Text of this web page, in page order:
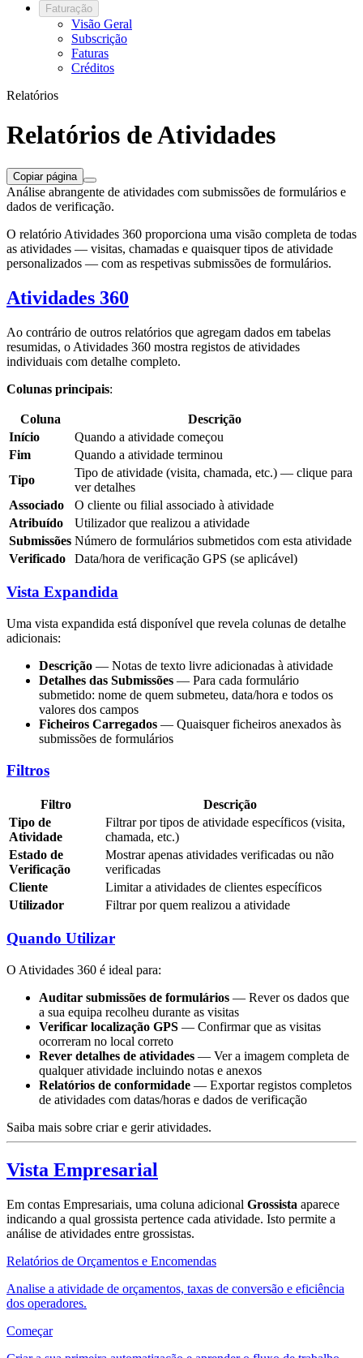
Faturação
Visão Geral
Subscrição
Faturas
Créditos
Relatórios
Relatórios de Atividades
Copiar página
Análise abrangente de atividades com submissões de formulários e
dados de verificação.
O relatório Atividades 360 proporciona uma visão completa de todas
as atividades — visitas, chamadas e quaisquer tipos de atividade
personalizados — com as respetivas submissões de formulários.
Atividades 360
Ao contrário de outros relatórios que agregam dados em tabelas
resumidas, o Atividades 360 mostra registos de atividades
individuais com detalhe completo.
Colunas principais:
Coluna
Descrição
Início
Quando a atividade começou
Fim
Quando a atividade terminou
Tipo
Tipo de atividade (visita, chamada, etc.) — clique para
ver detalhes
Associado
O cliente ou filial associado à atividade
Atribuído
Utilizador que realizou a atividade
Submissões Número de formulários submetidos com esta atividade
Verificado
Data/hora de verificação GPS (se aplicável)
Vista Expandida
Uma vista expandida está disponível que revela colunas de detalhe
adicionais:
Descrição — Notas de texto livre adicionadas à atividade
Detalhes das Submissões — Para cada formulário
submetido: nome de quem submeteu, data/hora e todos os
valores dos campos
Ficheiros Carregados — Quaisquer ficheiros anexados às
submissões de formulários
Filtros
Filtro
Descrição
Tipo de
Atividade
Filtrar por tipos de atividade específicos (visita,
chamada, etc.)
Estado de
Verificação
Mostrar apenas atividades verificadas ou não
verificadas
Cliente
Limitar a atividades de clientes específicos
Utilizador
Filtrar por quem realizou a atividade
Quando Utilizar
O Atividades 360 é ideal para:
Auditar submissões de formulários — Rever os dados que
a sua equipa recolheu durante as visitas
Verificar localização GPS — Confirmar que as visitas
ocorreram no local correto
Rever detalhes de atividades — Ver a imagem completa de
qualquer atividade incluindo notas e anexos
Relatórios de conformidade — Exportar registos completos
de atividades com datas/horas e dados de verificação
Saiba mais sobre criar e gerir atividades.
Vista Empresarial
Em contas Empresariais, uma coluna adicional Grossista aparece
indicando a qual grossista pertence cada atividade. Isto permite a
análise de atividades entre grossistas.
Relatórios de Orçamentos e Encomendas
Analise a atividade de orçamentos, taxas de conversão e eficiência
dos operadores.
Começar